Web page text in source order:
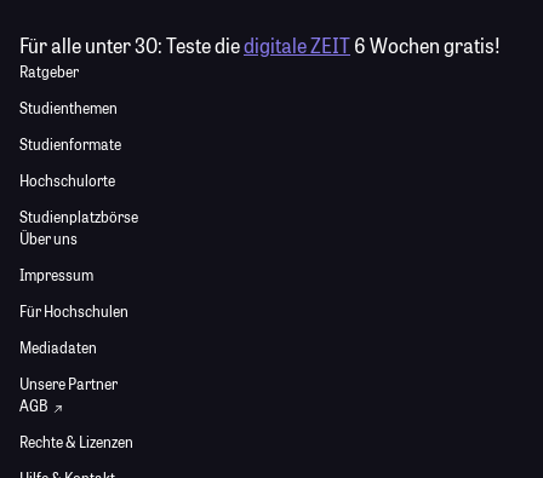
Für alle unter 30:Teste diedigitale ZEIT6 Wochen gratis!
Ratgeber
Studienthemen
Studienformate
Hochschulorte
Studienplatzbörse
Über uns
Impressum
Für Hochschulen
Mediadaten
Unsere Partner
AGB
Rechte & Lizenzen